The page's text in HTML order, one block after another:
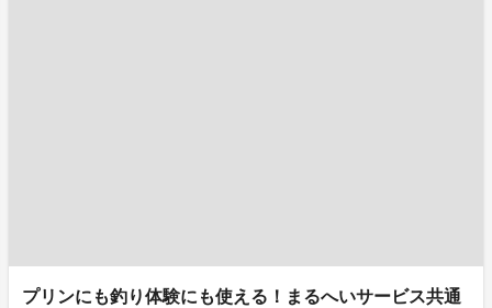
プリンにも釣り体験にも使える！まるへいサービス共通